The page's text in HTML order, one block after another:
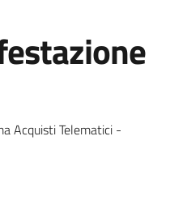
Acquisti Telematici -